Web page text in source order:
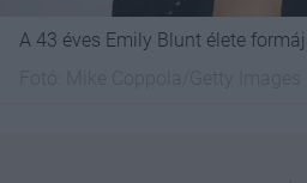
A 43 éves Emily Blunt élete